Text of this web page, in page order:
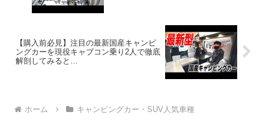
【購入前必見】注目の最新国産キャンピ
ングカーを現役キャブコン乗り2人で徹底
解剖してみると…
ホーム キャンピングカー・SUV人気車種